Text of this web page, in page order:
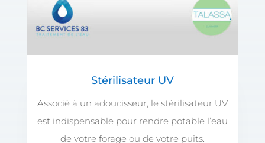
Stérilisateur UV
Associé à un adoucisseur, le stérilisateur UV
est indispensable pour rendre potable l’eau
de votre forage ou de votre puits.